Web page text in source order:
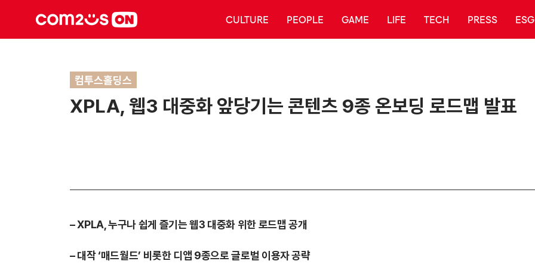
CULTURE PEOPLE GAME LIFE TECH PRESS ESG
컴투스홀딩스
XPLA, 웹3 대중화 앞당기는 콘텐츠 9종 온보딩 로드맵 발표
– XPLA,누구나 쉽게 즐기는 웹3 대중화 위한 로드맵 공개
–대작 ‘매드월드’ 비롯한 디앱 9종으로 글로벌 이용자 공략